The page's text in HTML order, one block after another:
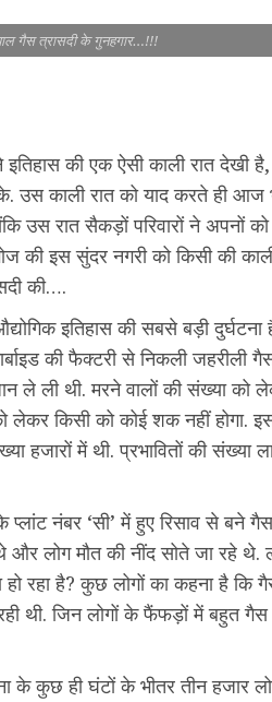
गैस त्रासदी के गुनहगार…!!!
की एक ऐसी काली रात देखी
उस काली रात को याद करते ही
उस रात सैकड़ों परिवारों ने अपनों को
की इस सुंदर नगरी को किसी की
की….
इतिहास की सबसे बड़ी दुर्घटना
की फैक्टरी से निकली जहरीली
ले ली थी. मरने वालों की संख्या को
किसी को कोई शक नहीं होगा.
हजारों में थी. प्रभावितों की संख्या
नंबर ‘सी’ में हुए रिसाव से बने
लोग मौत की नींद सोते जा रहे थे.
रहा है? कुछ लोगों का कहना है कि
थी. जिन लोगों के फैंफड़ों में बहुत
के कुछ ही घंटों के भीतर तीन हजार